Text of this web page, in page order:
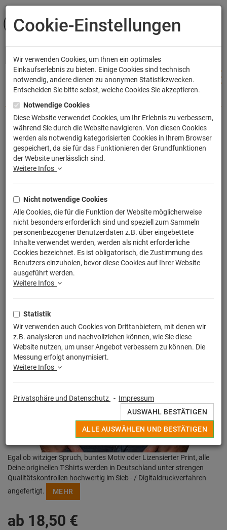
ANMELDEN
Monster Hunter T-Shirt Wolf
Artikelnummer: TLM2431
Egal ob witziger Spruch, buntes Motiv oder Lizensierter Print, alle
Deine originellen T-Shirts werden in Deutschland unter strengen
Qualitätskontrollen hochwertig im Sieb - / Digitaldruckverfahren
angefertigt.
MEHR
ab 18,50 €
Cookie-Einstellungen
Wir verwenden Cookies, um Ihnen ein optimales
Einkaufserlebnis zu bieten. Einige Cookies sind technisch
notwendig, andere dienen zu anonymen Statistikzwecken.
Entscheiden Sie bitte selbst, welche Cookies Sie akzeptieren.
Notwendige Cookies
Diese Website verwendet Cookies, um Ihr Erlebnis zu verbessern,
während Sie durch die Website navigieren. Von diesen Cookies
werden als notwendig kategorisierten Cookies in Ihrem Browser
gespeichert, da sie für das Funktionieren der Grundfunktionen
der Website unerlässlich sind.
Weitere Infos
Nicht notwendige Cookies
Alle Cookies, die für die Funktion der Website möglicherweise
nicht besonders erforderlich sind und speziell zum Sammeln
personenbezogener Benutzerdaten z.B. über eingebettete
Inhalte verwendet werden, werden als nicht erforderliche
Cookies bezeichnet. Es ist obligatorisch, die Zustimmung des
Benutzers einzuholen, bevor diese Cookies auf Ihrer Website
ausgeführt werden.
Weitere Infos
Statistik
Wir verwenden auch Cookies von Drittanbietern, mit denen wir
z.B. analysieren und nachvollziehen können, wie Sie diese
Website nutzen, um unser Angebot verbessern zu können. Die
Messung erfolgt anonymisiert.
Weitere Infos
Privatsphäre und Datenschutz - Impressum
AUSWAHL BESTÄTIGEN
ALLE AUSWÄHLEN UND BESTÄTIGEN